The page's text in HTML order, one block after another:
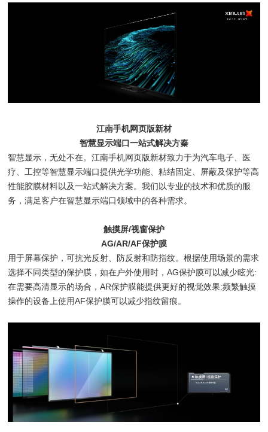
江南手机网页版新材
智慧显示端口一站式解决方秦
智慧显示，无处不在。江南手机网页版新材致力于为汽车电子、医
疗、工控等智慧显示端口提供光学功能、粘结固定、屏蔽及保护等高
性能胶膜材料以及一站式解决方案。我们以专业的技术和优质的服
务，满足客户在智慧显示端口领域中的各种需求。
触摸屏/视窗保护
AG/AR/AF保护膜
用于屏幕保护，可抗光反射、防反射和防指纹。根据使用场景的需求
选择不同类型的保护膜，如在户外使用时，AG保护膜可以减少眩光:
在需要高清显示的场合，AR保护膜能提供更好的视觉效果:频繁触摸
操作的设备上使用AF保护膜可以减少指纹留痕。